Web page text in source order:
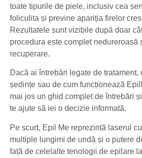
toate tipurile de piele, inclusiv cea
foliculita și previne apariția firelor
Rezultatele sunt vizibile după doar
procedura este complet nedureroasă
recuperare.
Dacă ai întrebări legate de tratament,
ședințe sau de cum funcționează
mai jos un ghid complet de întrebări
te ajute să iei o decizie informată.
Pe scurt, Epil Me reprezintă laserul
multiple lungimi de undă și o putere
față de celelalte tenologii de epilare